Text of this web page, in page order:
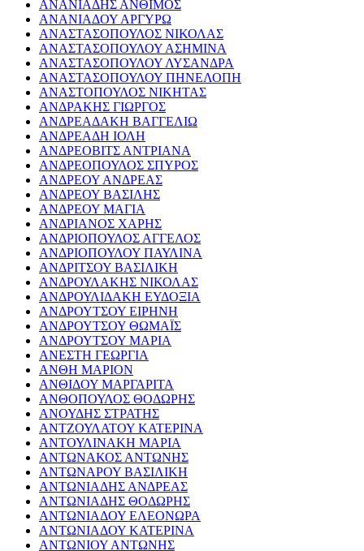
ΑΝΑΝΙΑΔΗΣ ΑΝΘΙΜΟΣ
ΑΝΑΝΙΑΔΟΥ ΑΡΓΥΡΩ
ΑΝΑΣΤΑΣΟΠΟΥΛΟΣ ΝΙΚΟΛΑΣ
ΑΝΑΣΤΑΣΟΠΟΥΛΟΥ ΑΣΗΜΙΝΑ
ΑΝΑΣΤΑΣΟΠΟΥΛΟΥ ΛΥΣΑΝΔΡΑ
ΑΝΑΣΤΑΣΟΠΟΥΛΟΥ ΠΗΝΕΛΟΠΗ
ΑΝΑΣΤΟΠΟΥΛΟΣ ΝΙΚΗΤΑΣ
ΑΝΔΡΑΚΗΣ ΓΙΩΡΓΟΣ
ΑΝΔΡΕΑΔΑΚΗ ΒΑΓΓΕΛΙΩ
ΑΝΔΡΕΑΔΗ ΙΟΛΗ
ΑΝΔΡΕΟΒΙΤΣ ΑΝΤΡΙΑΝΑ
ΑΝΔΡΕΟΠΟΥΛΟΣ ΣΠΥΡΟΣ
ΑΝΔΡΕΟΥ ΑΝΔΡΕΑΣ
ΑΝΔΡΕΟΥ ΒΑΣΙΛΗΣ
ΑΝΔΡΕΟΥ ΜΑΓΙΑ
ΑΝΔΡΙΑΝΟΣ ΧΑΡΗΣ
ΑΝΔΡΙΟΠΟΥΛΟΣ ΑΓΓΕΛΟΣ
ΑΝΔΡΙΟΠΟΥΛΟΥ ΠΑΥΛΙΝΑ
ΑΝΔΡΙΤΣΟΥ ΒΑΣΙΛΙΚΗ
ΑΝΔΡΟΥΛΑΚΗΣ ΝΙΚΟΛΑΣ
ΑΝΔΡΟΥΛΙΔΑΚΗ ΕΥΔΟΞΙΑ
ΑΝΔΡΟΥΤΣΟΥ ΕΙΡΗΝΗ
ΑΝΔΡΟΥΤΣΟΥ ΘΩΜΑΪΣ
ΑΝΔΡΟΥΤΣΟΥ ΜΑΡΙΑ
ΑΝΕΣΤΗ ΓΕΩΡΓΙΑ
ΑΝΘΗ ΜΑΡΙΟΝ
ΑΝΘΙΔΟΥ ΜΑΡΓΑΡΙΤΑ
ΑΝΘΟΠΟΥΛΟΣ ΘΟΔΩΡΗΣ
ΑΝΟΥΔΗΣ ΣΤΡΑΤΗΣ
ΑΝΤΖΟΥΛΑΤΟΥ ΚΑΤΕΡΙΝΑ
ΑΝΤΟΥΛΙΝΑΚΗ ΜΑΡΙΑ
ΑΝΤΩΝΑΚΟΣ ΑΝΤΩΝΗΣ
ΑΝΤΩΝΑΡΟΥ ΒΑΣΙΛΙΚΗ
ΑΝΤΩΝΙΑΔΗΣ ΑΝΔΡΕΑΣ
ΑΝΤΩΝΙΑΔΗΣ ΘΟΔΩΡΗΣ
ΑΝΤΩΝΙΑΔΟΥ ΕΛΕΟΝΩΡΑ
ΑΝΤΩΝΙΑΔΟΥ ΚΑΤΕΡΙΝΑ
ΑΝΤΩΝΙΟΥ ΑΝΤΩΝΗΣ